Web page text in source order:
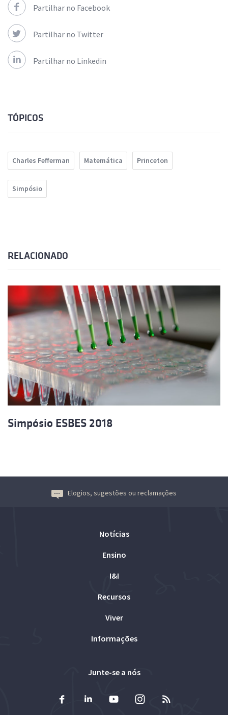
Partilhar no Facebook
Partilhar no Twitter
Partilhar no Linkedin
TÓPICOS
Charles Fefferman Matemática Princeton
Simpósio
RELACIONADO
Simpósio ESBES 2018
Elogios, sugestões ou reclamações
Notícias
Ensino
I&I
Recursos
Viver
Informações
Junte-se a nós